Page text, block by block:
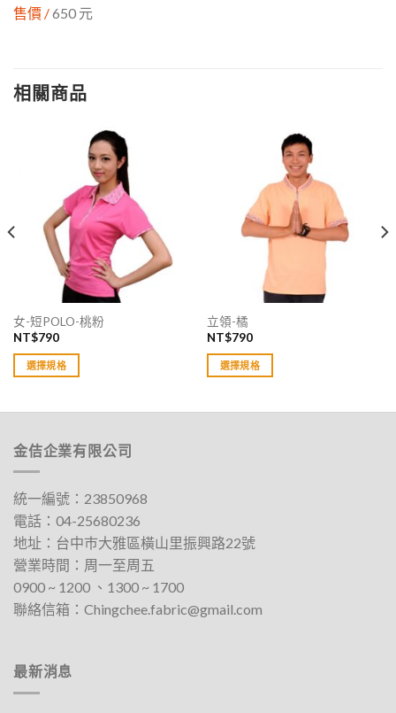
售價 /650 元
相關商品
女-短POLO-桃粉
NT$790
選擇規格
有
多
款
式。
可
在
產
品
頁
擇
選
立領-橘
NT$790
選擇規格
可
在
頁
金佶企業有限公司
統一編號：23850968
電話： 04-25680236
地址： 台中巿大雅區橫山里振興路22號
營業時間：周一至周五
0900 ~ 1200 、1300 ~ 1700​
聯絡信箱： Chingchee.fabric@gmail.com
最新消息